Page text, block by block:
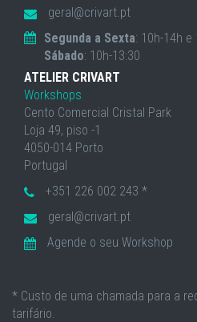
geral@crivart.pt
Segunda a Sexta: 10h-14h e
Sábado: 10h-13:30
ATELIER CRIVART
Workshops
Cento Comercial Cristal Park
Loja 49, piso -1
4050-014 Porto
Portugal
+351 226 002 243 *
geral@crivart.pt
Agende o seu Workshop
* Custo de uma chamada para a
tarifário.